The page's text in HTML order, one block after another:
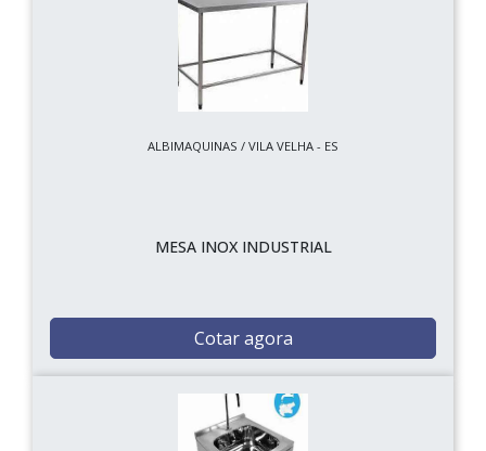
ALBIMAQUINAS / VILA VELHA - ES
MESA INOX INDUSTRIAL
Cotar agora